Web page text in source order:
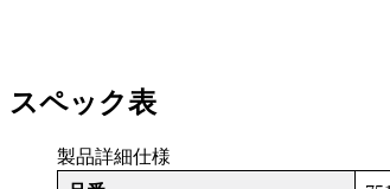
スペック表
製品詳細仕様